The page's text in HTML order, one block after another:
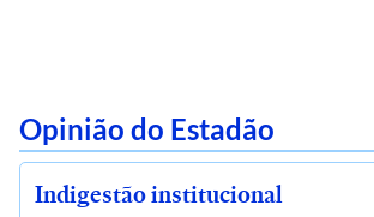
Opinião do Estadão
Indigestão institucional